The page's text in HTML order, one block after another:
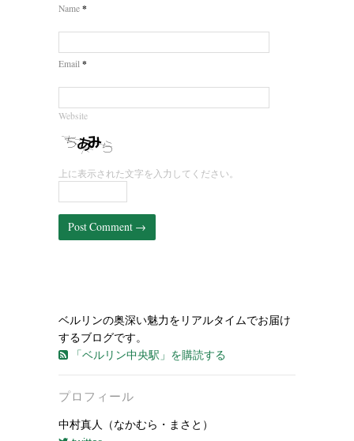
Name *
Email *
Website
上に表示された文字を入力してください。
ベルリンの奥深い魅力をリアルタイムでお届け
するブログです。
「ベルリン中央駅」を購読する
プロフィール
中村真人（なかむら・まさと）